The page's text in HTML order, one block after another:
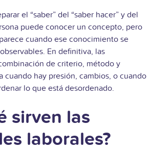
el “saber” del “saber hacer” y del
puede conocer un concepto, pero
cuando ese conocimiento se
En definitiva, las
de criterio, método y
cuando hay presión, cambios, o cuando
lo que está desordenado.
sirven las
laborales?